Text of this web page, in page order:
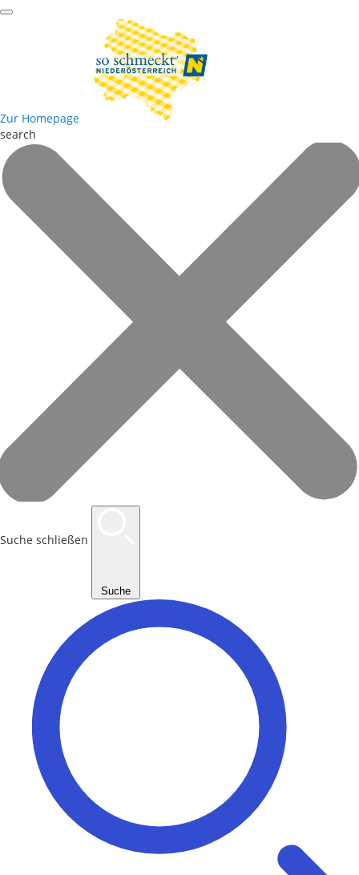
Zur Homepage
search
Suche schließen
Suche